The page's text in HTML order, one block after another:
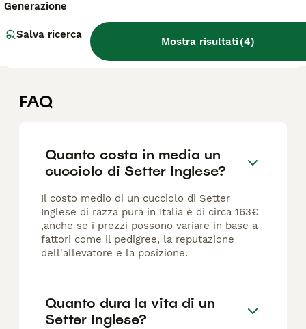
Generazione
Salva ricerca
Mostra risultati(4)
Mondovì (136.5km)
FAQ
Quanto costa in media un
cucciolo di Setter Inglese?
Il costo medio di un cucciolo di Setter
Inglese di razza pura in Italia è di circa 163€
,anche se i prezzi possono variare in base a
fattori come il pedigree, la reputazione
dell'allevatore e la posizione.
Quanto dura la vita di un
Setter Inglese?